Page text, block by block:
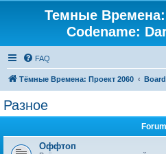
Темные Времена:
Codename:
FAQ
Тёмные Времена: Проект 2060
Разное
Forum
Оффтоп